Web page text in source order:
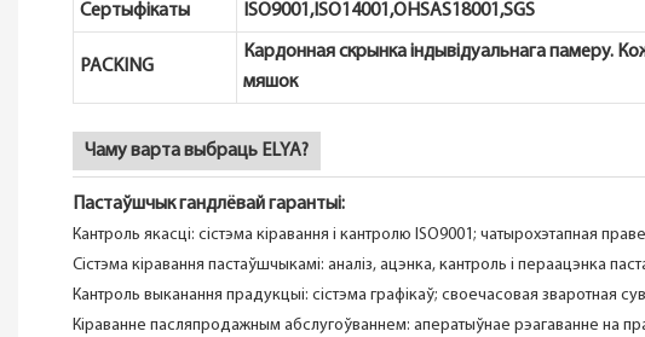
Сертыфікаты ISO9001,ISO14001,OHSAS18001,SGS
PACKING
Кардонная скрынка індывідуальнага памеру.
мяшок
Чаму варта выбраць ELYA?
Пастаўшчык гандлёвай гарантыі:
Кантроль якасці: сістэма кіравання і кантролю ISO9001; чатырохэтапная
Сістэма кіравання пастаўшчыкамі: аналіз, ацэнка, кантроль і пераацэнка
Кантроль выканання прадукцыі: сістэма графікаў; своечасовая зваротная
Кіраванне пасляпродажным абслугоўваннем: аператыўнае рэагаванне на